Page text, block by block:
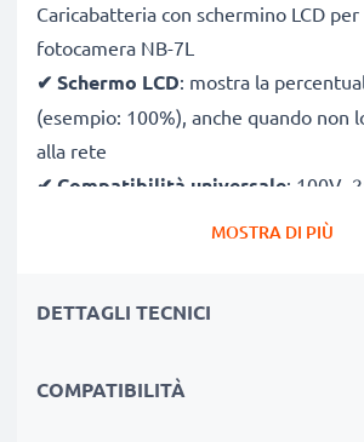
Caricabatteria con schermino LCD
fotocamera NB-7L
✔ Schermo LCD: mostra la
(esempio: 100%), anche quando non
alla rete
✔ Compatibilità universale:
flessibile, utilizzabile ovunque, in
aumenta la durata della batteria
✔Sicurezza certificato
MOSTRA DI PIÙ
DETTAGLI TECNICI
COMPATIBILITÀ